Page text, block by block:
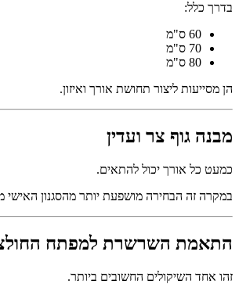
בדרך כלל:
60 ס"מ
70 ס"מ
80 ס"מ
הן מסייעות ליצור תחושת אורך ואיזון.
מבנה גוף צר ועדין
כמעט כל אורך יכול להתאים.
במקרה זה הבחירה מושפעת יותר מהסגנון האישי
התאמת השרשרת למפתח
זהו אחד השיקולים החשובים ביותר.